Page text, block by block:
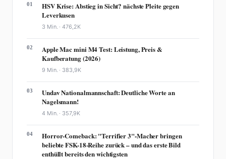
01
HSV Krise: Abstieg in Sicht? nächste Pleite gegen
Leverkusen
3 Min. ·476,2K
02
Apple Mac mini M4 Test: Leistung, Preis &
Kaufberatung (2026)
9 Min. · 383,9K
03
Undav Nationalmannschaft: Deutliche Worte an
Nagelsmann!
4 Min. · 357,9K
04
Horror-Comeback: "Terrifier 3"-Macher bringen
beliebte FSK-18-Reihe zurück – und das erste Bild
enthüllt bereits den wichtigsten